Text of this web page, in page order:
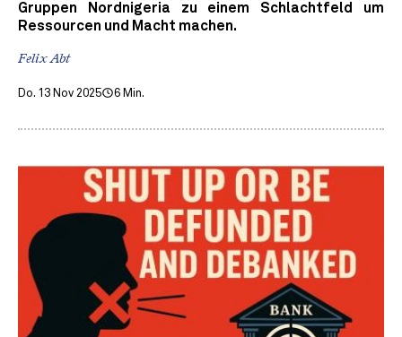
Gruppen Nordnigeria zu einem Schlachtfeld um
Ressourcen und Macht machen.
Felix Abt
Do. 13 Nov 2025 6 Min.